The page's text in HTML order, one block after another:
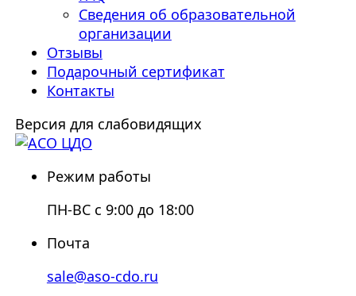
Сведения об образовательной
организации
Отзывы
Подарочный сертификат
Контакты
Версия для слабовидящих
Режим работы
ПН-ВС с 9:00 до 18:00
Почта
sale@aso-cdo.ru